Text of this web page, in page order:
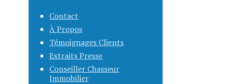
Contact
À Propos
Témoignages Clients
Extraits Presse
Conseiller Chasseur
Immobilier